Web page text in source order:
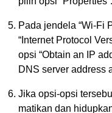
Pada jendela “Wi-Fi
“Internet Protocol
opsi “Obtain an IP
DNS server address
Jika opsi-opsi
matikan dan